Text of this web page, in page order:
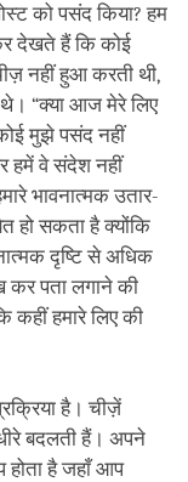
को पसंद किया? हम
देखते हैं कि कोई
नहीं हुआ करती थी,
“क्या आज मेरे लिए
मुझे पसंद नहीं
हमें वे संदेश नहीं
भावनात्मक उतार-
हो सकता है क्योंकि
दृष्टि से अधिक
कर पता लगाने की
कहीं हमारे लिए की
है। चीज़ें
बदलती हैं। अपने
होता है जहाँ आप